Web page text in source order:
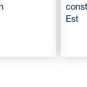
Est